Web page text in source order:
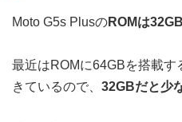
Moto G5s PlusのROMは32GB
最近はROMに64GBを搭載す
きているので、 32GBだと少